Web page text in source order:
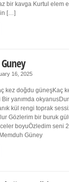
bir kavga Kurtul elem
[…]
16, 2025
kez doğdu güneşKaç
yanımda
kül rengi toprak
Gözlerim bir buruk
boyuÖzledim seni
Güney